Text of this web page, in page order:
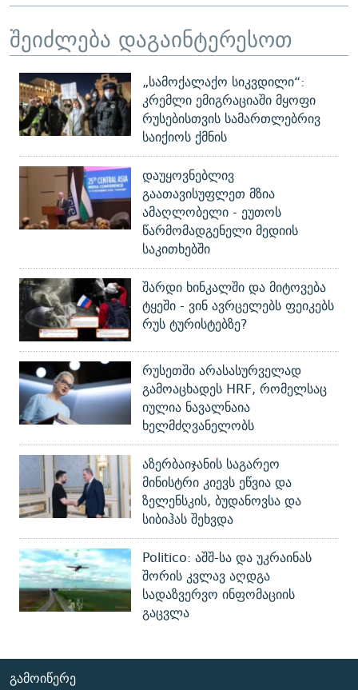
შეიძლება დაგაინტერესოთ
„სამოქალაქო სიკვდილი“:
კრემლი ემიგრაციაში მყოფი
რუსებისთვის სამართლებრივ
საიქიოს ქმნის
დაუყოვნებლივ
გაათავისუფლეთ მზია
ამაღლობელი - ეუთოს
წარმომადგენელი მედიის
საკითხებში
შარდი ხინკალში და მიტოვება
ტყეში - ვინ ავრცელებს ფეიკებს
რუს ტურისტებზე?
რუსეთში არასასურველად
გამოაცხადეს HRF, რომელსაც
იულია ნავალნაია
ხელმძღვანელობს
აზერბაიჯანის საგარეო
მინისტრი კიევს ეწვია და
ზელენსკის, ბუდანოვსა და
სიბიჰას შეხვდა
Politico: აშშ-სა და უკრაინას
შორის კვლავ აღდგა
სადაზვერვო ინფომაციის
გაცვლა
ᲒᲐᲛᲝᲘᲬᲔᲠᲔ